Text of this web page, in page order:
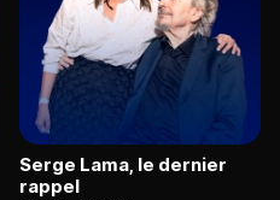
Serge Lama, le dernier
rappel